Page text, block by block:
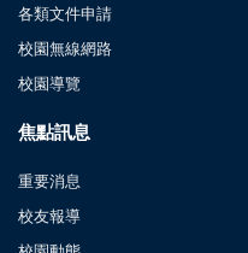
各類文件申請
校園無線網路
校園導覽
焦點訊息
重要消息
校友報導